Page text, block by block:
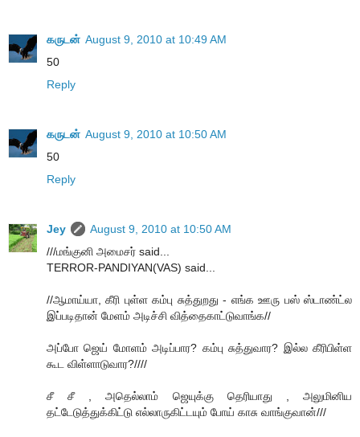
கருடன் August 9, 2010 at 10:49 AM
50
Reply
கருடன் August 9, 2010 at 10:50 AM
50
Reply
Jey
August 9, 2010 at 10:50 AM
///மங்குனி அமைசர் said...
TERROR-PANDIYAN(VAS) said...
//ஆமாய்யா, கீரி புள்ள கம்பு சுத்துறது - எங்க ஊரு பஸ் ஸ்டாண்ட்ல
இப்படிதான் மேளம் அடிச்சி வித்தைகாட்டுவாங்க//
அப்போ ஜெய் மோளம் அடிப்பார? கம்பு சுத்துவார? இல்ல கீரிபிள்ள
கூட விள்ளாடுவார?////
சீ சீ , அதெல்லாம் ஜெயுக்கு தெரியாது , அலுமினிய
தட்டேடுத்துக்கிட்டு எல்லாருகிட்டயும் போய் காசு வாங்குவான்///